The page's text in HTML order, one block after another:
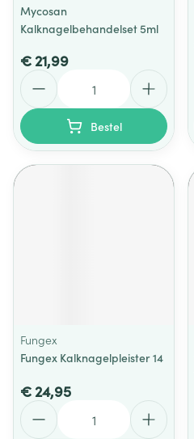
Mycosan
Kalknagelbehandelset 5ml
€ 21,99
Bestel
Fungex
Fungex Kalknagelpleister 14
€ 24,95